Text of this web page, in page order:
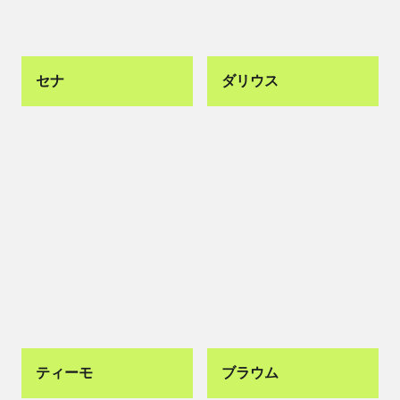
セナ ダリウス
ティーモ ブラウム